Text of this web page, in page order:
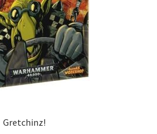
Gretchinz!